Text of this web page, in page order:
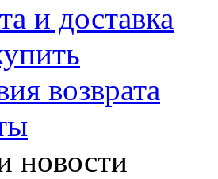
и доставка
возврата
новости